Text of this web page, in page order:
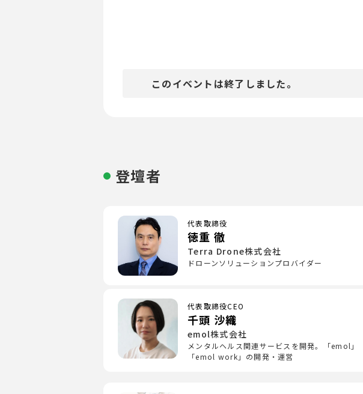
このイベントは終了しました。
登壇者
代表取締役
徳重 徹
Terra Drone株式会社
ドローンソリューションプロバイダー
代表取締役CEO
千頭 沙織
emol株式会社
メンタルヘルス関連サービスを開発。「emol」
「emol work」の開発・運営